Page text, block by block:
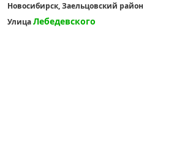
Новосибирск, Заельцовский район
УлицаЛебедевского